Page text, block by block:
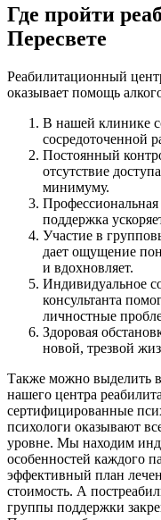
Где пройти
Пересвете
Реабилитационный
оказывает помощь
В нашей клинике
сосредоточенной
Постоянный
отсутствие
минимуму.
поддержка
Участие в
дает ощущение
и вдохновляет.
Индивидуальное
консультанта
личностные
Здоровая
новой, трезвой
Также можно выделить
нашего центра
сертифицированные
психологи оказывают
уровне. Мы находим
особенностей каждого
эффективный план
стоимость. А
группы поддержки